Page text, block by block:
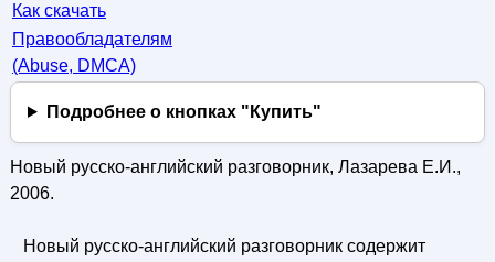
Как скачать
Правообладателям
(Abuse, DMСA)
Подробнее о кнопках "Купить"
Новый русско-английский разговорник, Лазарева Е.И.,
2006.
Новый русско-английский разговорник содержит